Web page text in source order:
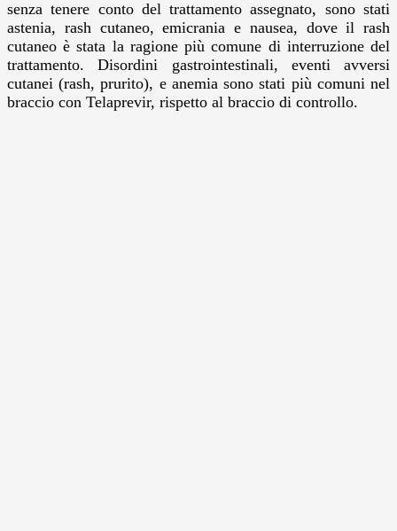
senza tenere conto del trattamento assegnato, sono stati
astenia, rash cutaneo, emicrania e nausea, dove il rash
cutaneo è stata la ragione più comune di interruzione del
trattamento. Disordini gastrointestinali, eventi avversi
cutanei (rash, prurito), e anemia sono stati più comuni nel
braccio con Telaprevir, rispetto al braccio di controllo.